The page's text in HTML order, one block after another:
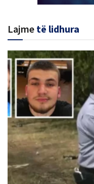
Lajme të lidhura